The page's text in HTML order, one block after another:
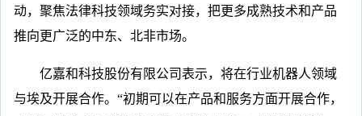
动，聚焦法律科技领域务实对接，把更多成熟技术和产品
推向更广泛的中东、北非市场。
亿嘉和科技股份有限公司表示，将在行业机器人领域
与埃及开展合作。“初期可以在产品和服务方面开展合作，